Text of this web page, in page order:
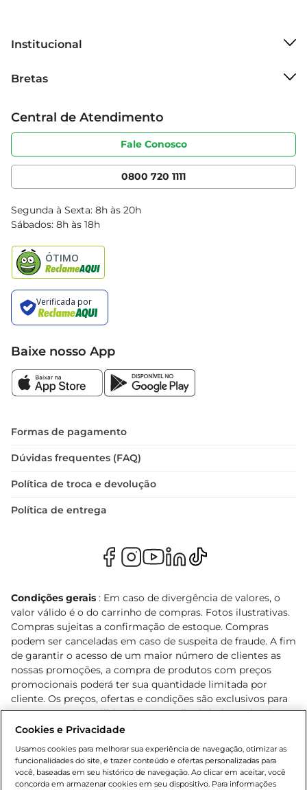
Institucional
Grupo Cencosud
Sobre privacidade
Portal do fornecedor
Cencosud Media
Bretas
Produtos Bretas
Código de ética
Serviços
Clube Bretas
Blog Bretas
Black Friday
Central de Atendimento
Fale Conosco
0800 720 1111
Segunda à Sexta: 8h às 20h
Sábados: 8h às 18h
Baixe nosso App
Formas de pagamento
Dúvidas frequentes (FAQ)
Política de troca e devolução
Política de entrega
Condições gerais : Em caso de divergência de valores, o
valor válido é o do carrinho de compras. Fotos ilustrativas.
Compras sujeitas a confirmação de estoque. Compras
podem ser canceladas em caso de suspeita de fraude. A fim
de garantir o acesso de um maior número de clientes as
nossas promoções, a compra de produtos com preços
promocionais poderá ter sua quantidade limitada por
cliente. Os preços, ofertas e condições são exclusivos para
o e-commerce e válidos durante o dia de hoje, podendo
sofrer alterações sem prévia notificação. Proibida a venda
Lei n.º 8069/90, art. 81, inciso II (Estatuto da Criança e do
Adolescente). Preços e condições exclusivos para o
www.bretas.com.br, podendo sofrer alterações sem aviso
Cookies e Privacidade
Usamos cookies para melhorar sua experiência de navegação, otimizar as
funcionalidades do site, e trazer conteúdo e ofertas personalizadas para
você, baseadas em seu histórico de navegação. Ao clicar em aceitar, você
concorda em armazenar cookies em seu dispositivo. Para informações